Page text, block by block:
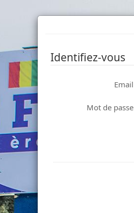
Identifiez-vous
Email
Mot de passe